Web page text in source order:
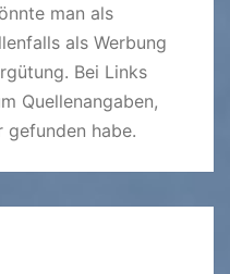
man als
als Werbung
Bei Links
Quellenangaben,
habe.